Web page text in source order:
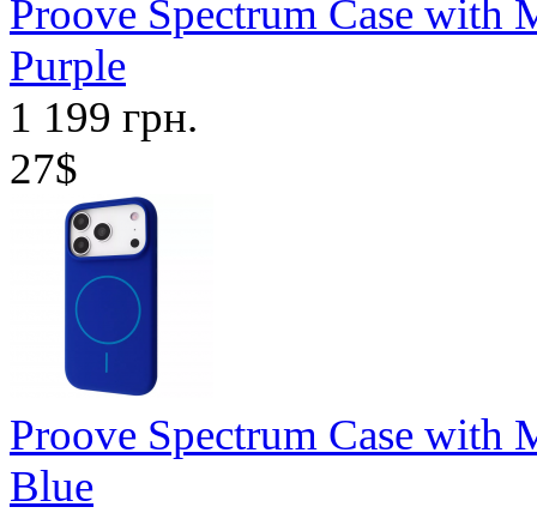
Proove Spectrum Case with
Purple
1 199 грн.
27$
Proove Spectrum Case with
Blue